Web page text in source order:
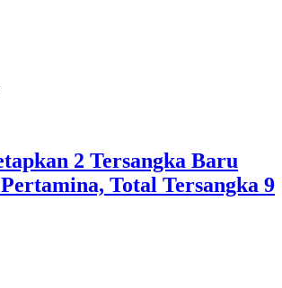
2 Tersangka Baru
Total Tersangka 9